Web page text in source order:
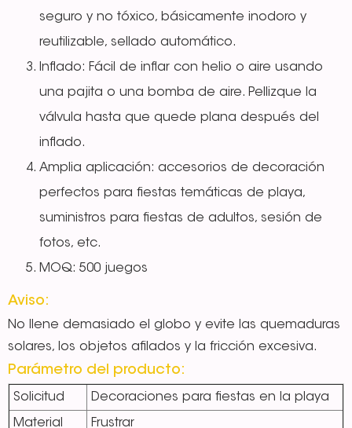
seguro y no tóxico, básicamente inodoro y
reutilizable, sellado automático.
Inflado: Fácil de inflar con helio o aire usando
una pajita o una bomba de aire. Pellizque la
válvula hasta que quede plana después del
inflado.
Amplia aplicación: accesorios de decoración
perfectos para fiestas temáticas de playa,
suministros para fiestas de adultos, sesión de
fotos, etc.
MOQ: 500 juegos
Aviso:
No llene demasiado el globo y evite las quemaduras
solares, los objetos afilados y la fricción excesiva.
Parámetro del producto:
Solicitud Decoraciones para fiestas en la playa
Material Frustrar